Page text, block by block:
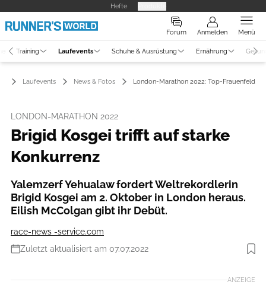
Hefte
Forum Anmelden Menü
Training Laufevents Schuhe & Ausrüstung Ernährung
Laufevents News & Fotos London-Marathon 2022: Top-Frauenfeld
LONDON-MARATHON 2022
Brigid Kosgei trifft auf starke
Konkurrenz
Yalemzerf Yehualaw fordert Weltrekordlerin
Brigid Kosgei am 2. Oktober in London heraus.
Eilish McColgan gibt ihr Debüt.
race-news -service.com
Zuletzt aktualisiert am 07.07.2022
Foto: Virgin Money London Marathon
ANZEIGE